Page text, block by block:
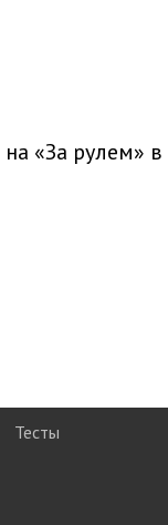
«За рулем» в
Тесты